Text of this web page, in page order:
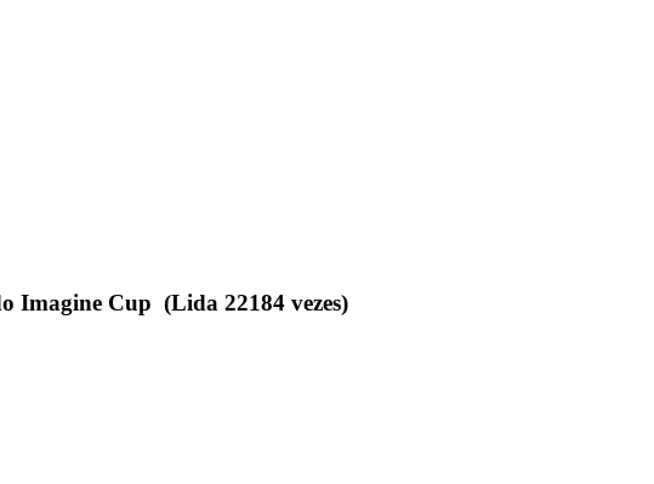
Imagine Cup (Lida 22184 vezes)